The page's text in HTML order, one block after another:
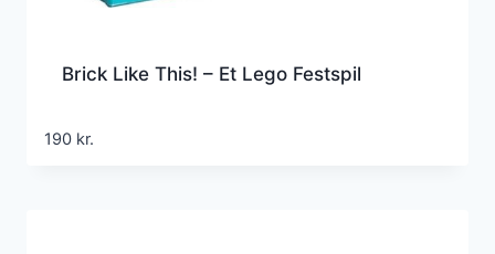
Brick Like This! – Et Lego Festspil
190 kr.